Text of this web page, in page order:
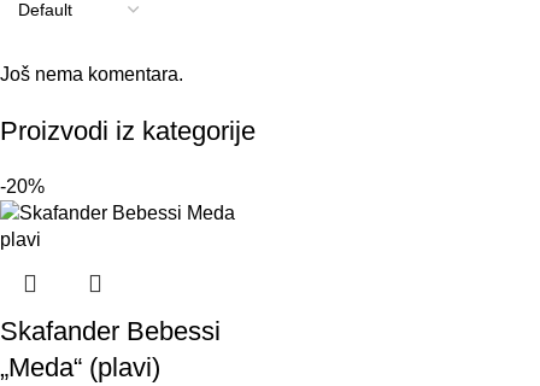
Još nema komentara.
Proizvodi iz kategorije
-20%
Skafander Bebessi
„Meda“ (plavi)